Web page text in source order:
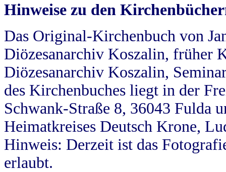
Hinweise zu den
Das Original-Kirchenbuch von
Diözesanarchiv Koszalin, früher
Diözesanarchiv Koszalin,
des Kirchenbuches liegt in der
Schwank-Straße 8, 36043 Fulda
Heimatkreises Deutsch Krone,
Hinweis: Derzeit ist das
erlaubt.